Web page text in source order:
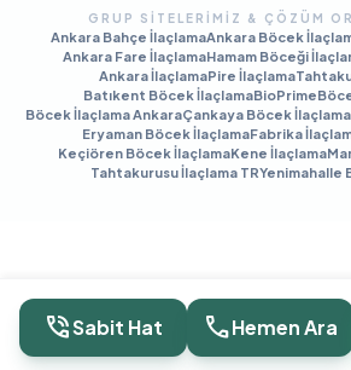
GRUP SITELERIMIZ & ÇÖZÜM
Ankara Bahçe İlaçlamaAnkara Böcek
Ankara Fare İlaçlamaHamam Böceği
Ankara İlaçlamaPire İlaçlama
Batıkent Böcek İlaçlamaBioPrime
Böcek İlaçlama AnkaraÇankaya Böcek İlaçlama
Eryaman Böcek İlaçlamaFabrika
Keçiören Böcek İlaçlamaKene İlaçlama
Tahtakurusu İlaçlama TRYenimahalle
phone_in_talkSabit Hat callHemen Ara